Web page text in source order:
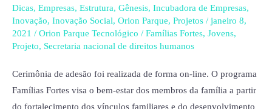
Dicas, Empresas, Estrutura, Gênesis, Incubadora de Empresas,
Inovação, Inovação Social, Orion Parque, Projetos / janeiro 8,
2021 / Orion Parque Tecnológico / Famílias Fortes, Jovens,
Projeto, Secretaria nacional de direitos humanos
Cerimônia de adesão foi realizada de forma on-line. O programa
Famílias Fortes visa o bem-estar dos membros da família a partir
do fortalecimento dos vínculos familiares e do desenvolvimento
adere
a
programa
da
Secretaria
Nacional